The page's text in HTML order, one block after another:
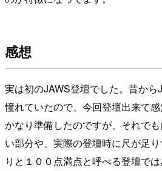
感想
実は初のJAWS登壇でした。昔か
憧れていたので、今回登壇出来て感
かなり準備したのですが、それで
い部分や、実際の登壇時に尺が足
りと１００点満点と呼べる登壇で